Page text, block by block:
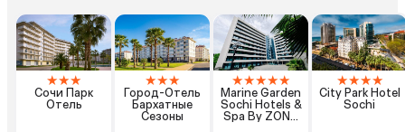
★★★
Сочи Парк
Отель
★★★
Город-Отель
Бархатные
Сезоны
★★★★★
Marine Garden
Sochi Hotels &
Spa By ZONT
★★★★
City Park Hotel
Sochi